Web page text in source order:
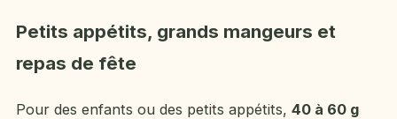
Petits appétits, grands mangeurs et
repas de fête
Pour des enfants ou des petits appétits, 40 à 60 g